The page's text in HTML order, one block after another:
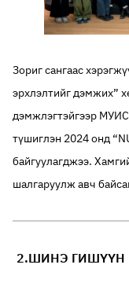
Зориг сангаас
эрхлэлтийг дэмжих”
дэмжлэгтэйгээр
түшиглэн 2024 онд
байгуулагджээ.
шалгаруулж авч
2.ШИНЭ ГИШҮҮН